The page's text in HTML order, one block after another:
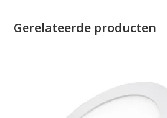
Gerelateerde producten